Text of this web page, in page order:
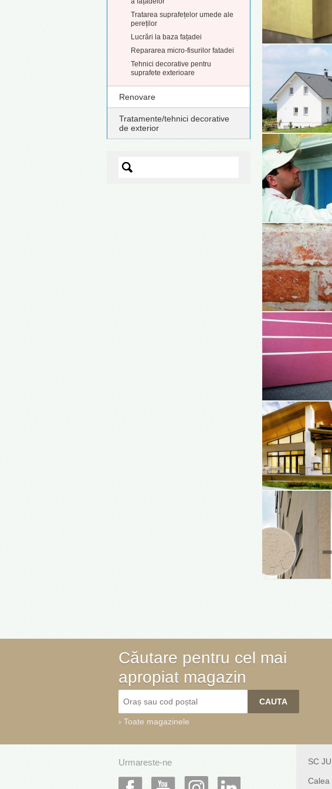
Tratarea suprafețelor umede ale
pereților
Lucrări la baza fațadei
Repararea micro-fisurilor fatadei
Tehnici decorative pentru
suprafete exterioare
Renovare
Tratamente/tehnici decorative
de exterior
Căutare pentru cel mai
apropiat magazin
› Toate magazinele
Urmareste-ne SC
Calea